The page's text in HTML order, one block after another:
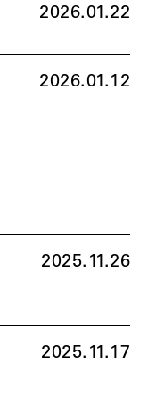
2026.01.22
2026.01.12
2025.11.26
2025.11.17